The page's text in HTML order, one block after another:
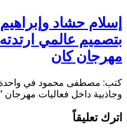
إسلام حشاد
بتصميم عالمي
مهرجان كان
كتب: مصطفى محمود في واحدة من
وجاذبية داخل فعاليات
اترك تعليقاً